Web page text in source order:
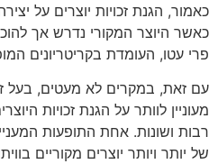
כאמור, הגנת זכויות יוצרים על
כאשר היוצר המקורי נדרש אך
פרי עטו, העומדת בקריטריונים
עם זאת, במקרים לא מעטים, בעל
מעוניין לוותר על הגנת זכויות
רבות ושונות. אחת התופעות
של יותר ויותר יוצרים מקוריים